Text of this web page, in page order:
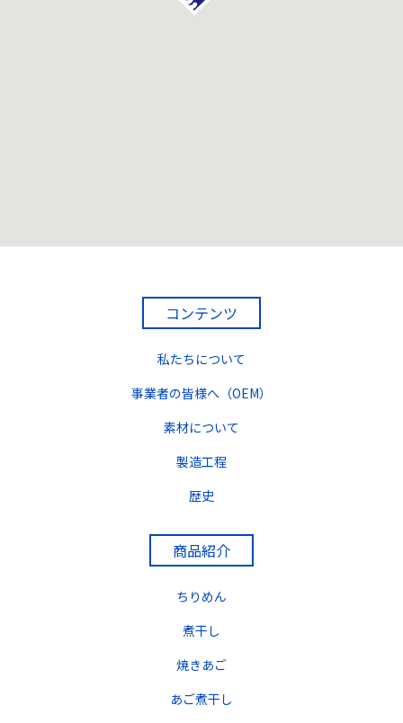
コンテンツ
私たちについて
事業者の皆様へ（OEM）
素材について
製造工程
歴史
商品紹介
ちりめん
煮干し
焼きあご
あご煮干し